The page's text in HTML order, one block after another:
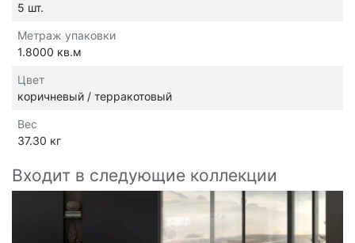
5 шт.
Метраж упаковки
1.8000 кв.м
Цвет
коричневый / терракотовый
Вес
37.30 кг
Входит в следующие коллекции